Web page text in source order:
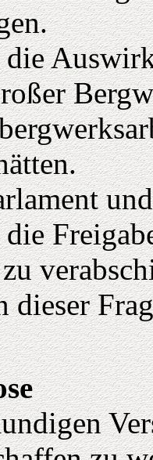
die
dieser